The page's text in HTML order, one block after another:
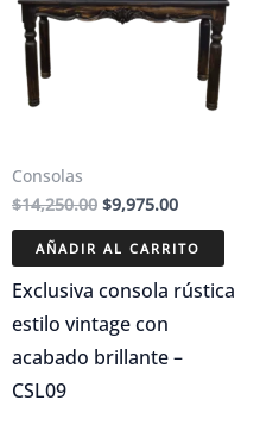
Consolas
$14,250.00 El
original
era:
$14,250.00.
$9,975.00El
actual
es:
$9,975.00.
AÑADIR AL CARRITO
Exclusiva consola rústica
estilo vintage con
acabado brillante –
CSL09